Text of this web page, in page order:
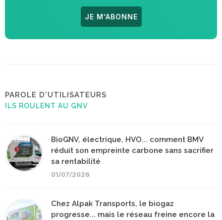
JE M'ABONNE
PAROLE D'UTILISATEURS
ILS ROULENT AU GNV
BioGNV, électrique, HVO... comment BMV
réduit son empreinte carbone sans sacrifier
sa rentabilité
01/07/2026
Chez Alpak Transports, le biogaz
progresse... mais le réseau freine encore la